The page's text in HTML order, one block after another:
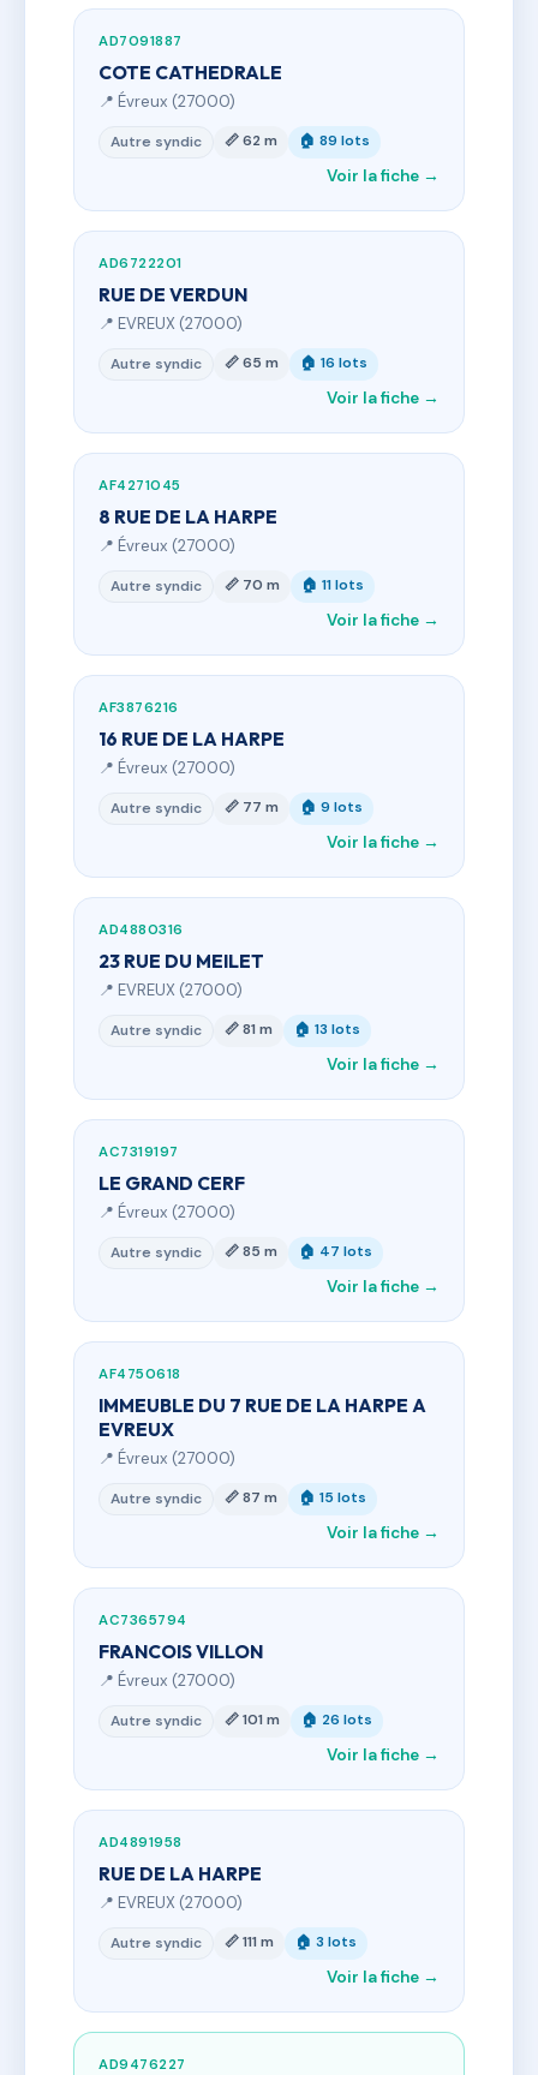
AD7091887
COTE CATHEDRALE
📍 Évreux (27000)
Autre syndic 📏 62 m 🏠 89 lots
Voir la fiche →
AD6722201
RUE DE VERDUN
📍 EVREUX (27000)
Autre syndic 📏 65 m 🏠 16 lots
Voir la fiche →
AF4271045
8 RUE DE LA HARPE
📍 Évreux (27000)
Autre syndic 📏 70 m 🏠 11 lots
Voir la fiche →
AF3876216
16 RUE DE LA HARPE
📍 Évreux (27000)
Autre syndic 📏 77 m 🏠 9 lots
Voir la fiche →
AD4880316
23 RUE DU MEILET
📍 EVREUX (27000)
Autre syndic 📏 81 m 🏠 13 lots
Voir la fiche →
AC7319197
LE GRAND CERF
📍 Évreux (27000)
Autre syndic 📏 85 m 🏠 47 lots
Voir la fiche →
AF4750618
IMMEUBLE DU 7 RUE DE LA HARPE A
EVREUX
📍 Évreux (27000)
Autre syndic 📏 87 m 🏠 15 lots
Voir la fiche →
AC7365794
FRANCOIS VILLON
📍 Évreux (27000)
Autre syndic 📏 101 m 🏠 26 lots
Voir la fiche →
AD4891958
RUE DE LA HARPE
📍 EVREUX (27000)
Autre syndic 📏 111 m 🏠 3 lots
Voir la fiche →
AD9476227